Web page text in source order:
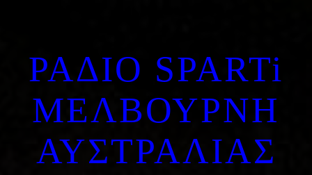
ΡΑΔΙΟ SPARTi
ΜΕΛΒΟΥΡΝΗ
ΑΥΣΤΡΑΛΙΑΣ